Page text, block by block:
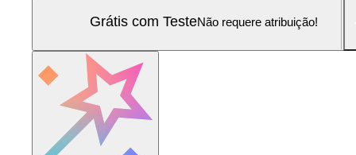
Grátis com TesteNão requere atribuição!